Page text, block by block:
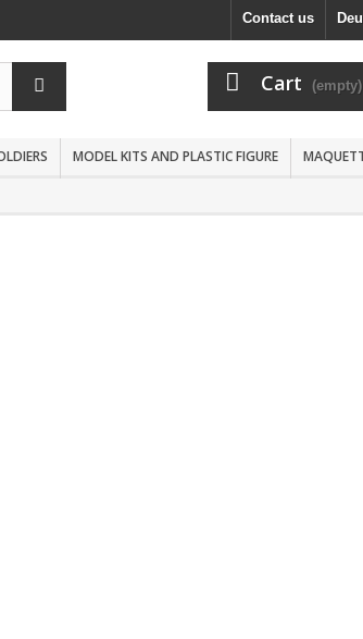
Contact us
Cart (empty)
MODEL KITS AND PLASTIC FIGURE